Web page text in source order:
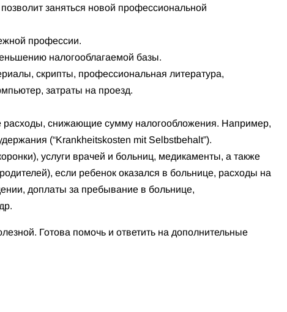
заняться новой профессиональной
профессии.
налогооблагаемой базы.
скрипты, профессиональная литература,
затраты на проезд.
расходы, снижающие сумму налогообложения. Например,
(“Krankheitskosten mit Selbstbehalt”).
услуги врачей и больниц, медикаменты, а также
если ребенок оказался в больнице, расходы на
доплаты за пребывание в больнице,
Готова помочь и ответить на дополнительные